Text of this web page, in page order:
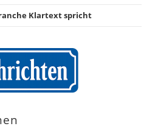
Klartext spricht